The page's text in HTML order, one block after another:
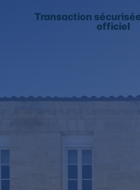
Transaction
officiel